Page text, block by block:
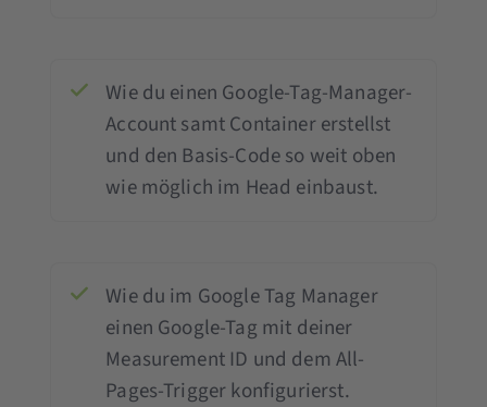
Wie du einen Google-Tag-Manager-
Account samt Container erstellst
und den Basis-Code so weit oben
wie möglich im Head einbaust.
Wie du im Google Tag Manager
einen Google-Tag mit deiner
Measurement ID und dem All-
Pages-Trigger konfigurierst.